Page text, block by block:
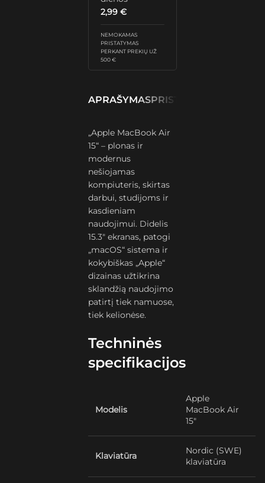
2,99€
NEMOKAMAS
PRISTATYMAS
PERKANT PREKIŲ UŽ
500 €
APRAŠYMASPRISTATYMAS IR
„Apple MacBook Air
15“ – plonas ir
modernus
nešiojamas
kompiuteris, skirtas
darbui, studijoms ir
kasdieniam
naudojimui. Didelis
15.3″ ekranas, patogi
„macOS“ sistema ir
kokybiškas „Apple“
dizainas užtikrina
sklandžią naudojimo
patirtį tiek namuose,
tiek kelionėse.
Techninės
specifikacijos
Modelis
Apple
MacBook Air
15″
Klaviatūra
Nordic (SWE)
klaviatūra